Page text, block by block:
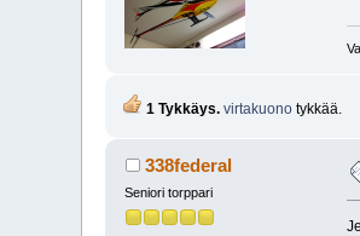
1 Tykkäys. virtakuono tykkää.
338federal
Seniori torppari